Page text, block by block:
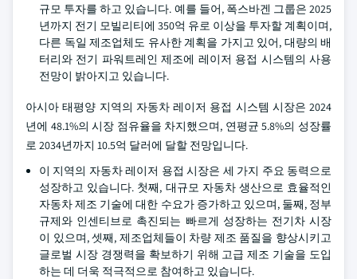
규모 투자를 하고 있습니다. 예를 들어, 폭스바겐 그룹은 2025
년까지 전기 모빌리티에 350억 유로 이상을 투자할 계획이며,
다른 독일 제조업체도 유사한 계획을 가지고 있어, 대량의 배
터리와 전기 파워트레인 제조에 레이저 용접 시스템의 사용
전망이 밝아지고 있습니다.
아시아 태평양 지역의 자동차 레이저 용접 시스템 시장은 2024
년에 48.1%의 시장 점유율을 차지했으며, 연평균 5.8%의 성장률
로 2034년까지 10.5억 달러에 달할 전망입니다.
이 지역의 자동차 레이저 용접 시장은 세 가지 주요 동력으로
성장하고 있습니다. 첫째, 대규모 자동차 생산으로 효율적인
자동차 제조 기술에 대한 수요가 증가하고 있으며, 둘째, 정부
규제와 인센티브로 촉진되는 빠르게 성장하는 전기차 시장
이 있으며, 셋째, 제조업체들이 차량 제조 품질을 향상시키고
글로벌 시장 경쟁력을 확보하기 위해 고급 제조 기술을 도입
하는 데 더욱 적극적으로 참여하고 있습니다.